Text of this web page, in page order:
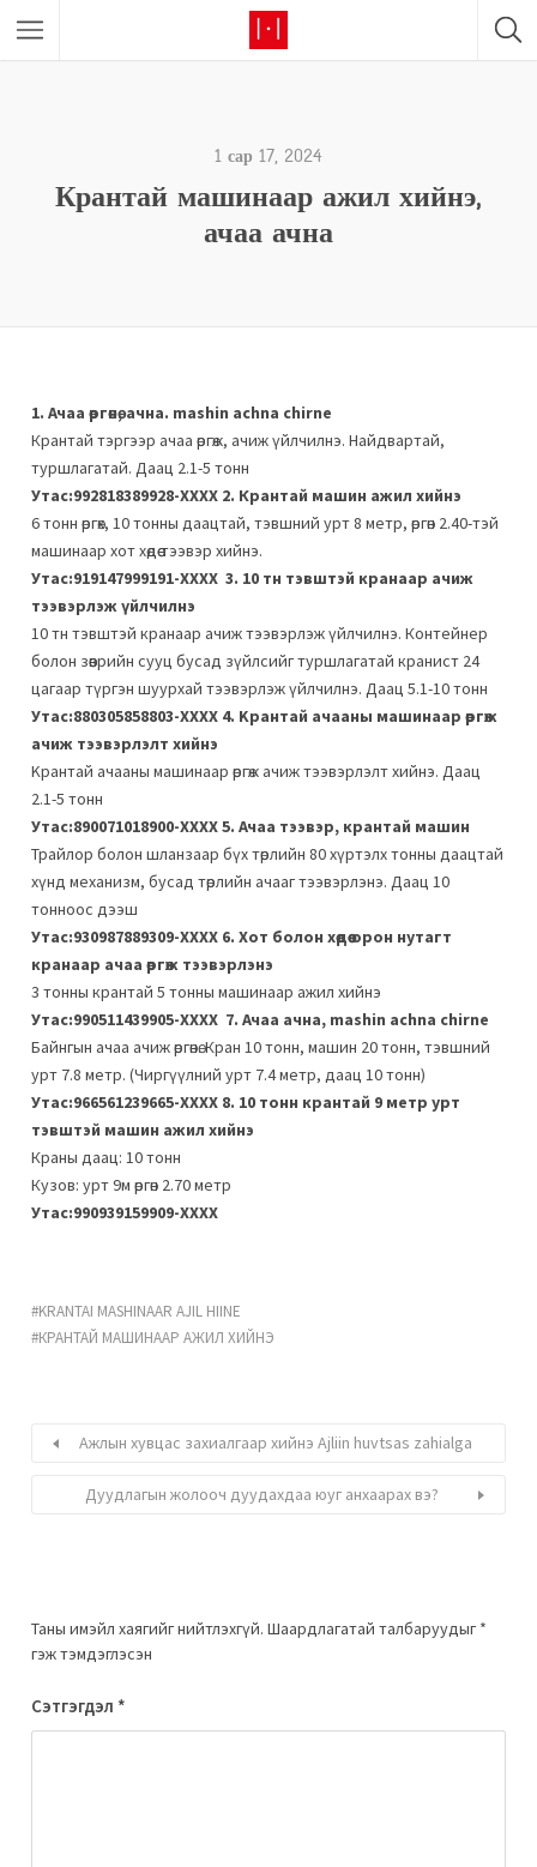
1 сар 17, 2024
Крантай машинаар ажил хийнэ,
ачаа ачна
1. Ачаа өргөнө, ачна. mashin achna chirne
Крантай тэргээр ачаа өргөж, ачиж үйлчилнэ. Найдвартай,
туршлагатай. Даац 2.1-5 тонн
Утас:992818389928-ХХХХ 2. Крантай машин ажил хийнэ
6 тонн өргөх, 10 тонны даацтай, тэвшний урт 8 метр, өргөн 2.40-тэй
машинаар хот хөдөө тээвэр хийнэ.
Утас:919147999191-ХХХХ 3. 10 тн тэвштэй кранаар ачиж
тээвэрлэж үйлчилнэ
10 тн тэвштэй кранаар ачиж тээвэрлэж үйлчилнэ. Контейнер
болон зөөврийн сууц бусад зүйлсийг туршлагатай кранист 24
цагаар түргэн шуурхай тээвэрлэж үйлчилнэ. Даац 5.1-10 тонн
Утас:880305858803-ХХХХ 4. Kрантай ачааны машинаар өргөж
ачиж тээвэрлэлт хийнэ
Kрантай ачааны машинаар өргөж ачиж тээвэрлэлт хийнэ. Даац
2.1-5 тонн
Утас:890071018900-ХХХХ5. Ачаа тээвэр, крантай машин
Трайлор болон шланзаар бүх төрлийн 80 хүртэлх тонны даацтай
хүнд механизм, бусад төрлийн ачааг тээвэрлэнэ. Даац 10
тонноос дээш
Утас:930987889309-ХХХХ 6. Хот болон хөдөө орон нутагт
кранаар ачаа өргөж тээвэрлэнэ
3 тонны крантай 5 тонны машинаар ажил хийнэ
Утас:990511439905-ХХХХ 7. Ачаа ачна, mashin achna chirne
Байнгын ачаа ачиж өргөнө. Кран 10 тонн, машин 20 тонн, тэвшний
урт 7.8 метр. (Чиргүүлний урт 7.4 метр, даац 10 тонн)
Утас:966561239665-ХХХХ 8. 10 тонн крантай 9 метр урт
тэвштэй машин ажил хийнэ
Краны даац: 10 тонн
Кузов: урт 9м өргөн 2.70 метр
Утас:990939159909-ХХХХ
KRANTAI MASHINAAR AJIL HIINE
КРАНТАЙ МАШИНААР АЖИЛ ХИЙНЭ
Ажлын хувцас захиалгаар хийнэ Ajliin huvtsas zahialga
Дуудлагын жолооч дуудахдаа юуг анхаарах вэ?
Таны имэйл хаягийг нийтлэхгүй. Шаардлагатай талбаруудыг *
гэж тэмдэглэсэн
Сэтгэгдэл *